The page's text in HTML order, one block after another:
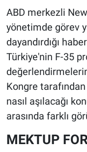
ABD merkezli
yönetimde görev
dayandırdığı
Türkiye'nin F-35
Kongre
nasıl aşılacağı
arasında farklı
MEKTUP